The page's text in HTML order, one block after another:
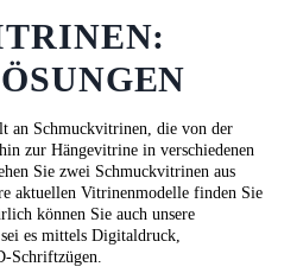
an Schmuckvitrinen, die von der
zur Hängevitrine in verschiedenen
Sie zwei Schmuckvitrinen aus
aktuellen Vitrinenmodelle finden Sie
können Sie auch unsere
es mittels Digitaldruck,
Schriftzügen.